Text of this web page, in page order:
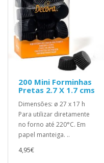
200 Mini Forminhas
Pretas 2.7 X 1.7 cms
Dimensões: ø 27 x 17 h
Para utilizar diretamente
no forno até 220°C. Em
papel manteiga. ..
4,95€